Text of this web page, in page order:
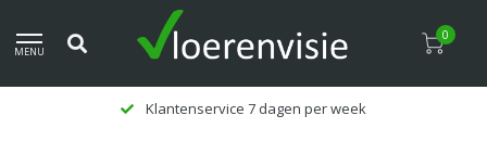
MENU
0
Klantenservice 7 dagen per week